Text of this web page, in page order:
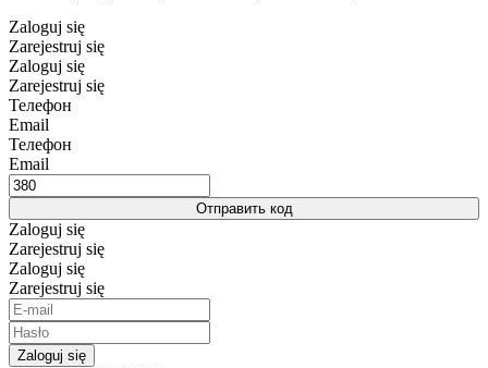
Zaloguj się
Zarejestruj się
Zaloguj się
Zarejestruj się
Телефон
Email
Телефон
Email
Отправить код
Zaloguj się
Zarejestruj się
Zaloguj się
Zarejestruj się
Zaloguj się